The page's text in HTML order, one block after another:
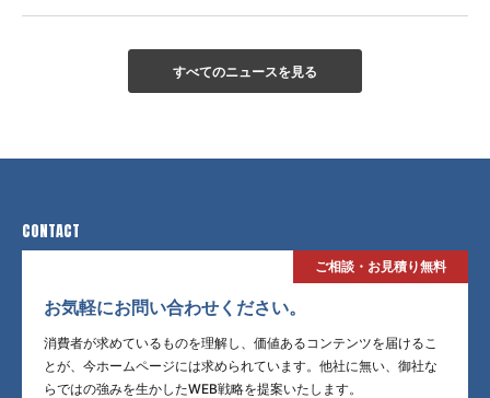
すべてのニュースを見る
CONTACT
ご相談・お見積り無料
お気軽にお問い合わせください。
消費者が求めているものを理解し、価値あるコンテンツを届けるこ
とが、今ホームページには求められています。他社に無い、御社な
らではの強みを生かしたWEB戦略を提案いたします。